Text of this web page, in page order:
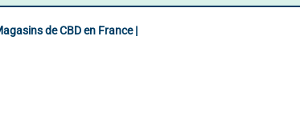
de CBD en France |